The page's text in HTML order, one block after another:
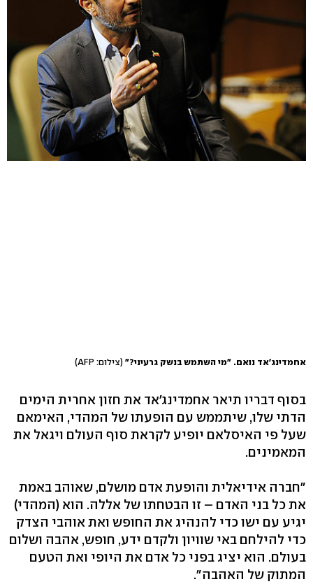
אחמדינג'אד נואם. "מי השתמש בנשק גרעיני?" (צילום: AFP)
בסוף דבריו תיאר אחמדינג'אד את חזון אחרית הימים
הדתי שלו, שיתממש עם הופעתו של המהדי, האימאם
שעל פי האיסלאם יופיע לקראת סוף העולם ויגאל את
המאמינים.
"חברה אידיאלית והופעת אדם מושלם, שאוהב באמת
את כל בני האדם – זו הבטחתו של אללה. הוא (המהדי)
יגיע עם ישו כדי להנהיג את החופש ואת אוהבי הצדק
כדי להילחם באי שוויון ולקדם ידע, חופש, אהבה ושלום
בעולם. הוא יציג בפני כל אדם את היופי ואת הטעם
המתוק של האהבה".